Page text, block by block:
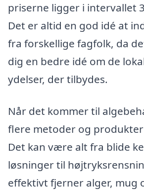
priserne ligger i intervallet
Det er altid en god idé at
fra forskellige fagfolk, da
dig en bedre idé om de
ydelser, der tilbydes.
Når det kommer til
flere metoder og
Det kan være alt fra blide
løsninger til
effektivt fjerner alger, mug